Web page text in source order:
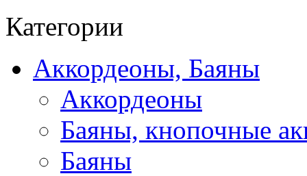
Категории
Аккордеоны, Баяны
Аккордеоны
Баяны, кнопочные
Баяны